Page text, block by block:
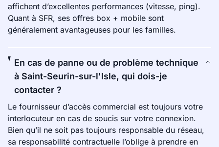
affichent d’excellentes performances (vitesse, ping).
Quant à SFR, ses offres box + mobile sont
généralement avantageuses pour les familles.
En cas de panne ou de problème technique
à Saint-Seurin-sur-l'Isle, qui dois-je
contacter ?
Le fournisseur d’accès commercial est toujours votre
interlocuteur en cas de soucis sur votre connexion.
Bien qu’il ne soit pas toujours responsable du réseau,
sa responsabilité contractuelle l’oblige à prendre en